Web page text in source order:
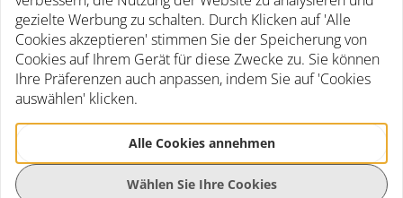
BeschreibungSpezifikationenRezensionen
Beschreibung
Das Couchtisch-Set Antony ist eine wunderschöne und
vielseitige Kollektion, bestehend aus drei runden
Couchtischen. Mit ihrem modernen Design und
hochwertiger Konstruktion sind diese Tische eine elegante
gezielte Werbung zu schalten. Durch Klicken auf 'Alle
Cookies akzeptieren' stimmen Sie der Speicherung von
Cookies auf Ihrem Gerät für diese Zwecke zu. Sie können
Ihre Präferenzen auch anpassen, indem Sie auf 'Cookies
auswählen' klicken.
Alle Cookies annehmen
Wählen Sie Ihre Cookies